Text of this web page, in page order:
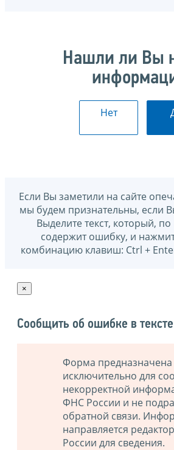
Нашли ли Вы
Нет
Если Вы заметили на сайте
мы будем признательны, если
Выделите текст, который,
содержит ошибку, и
комбинацию клавиш: Ctrl +
×
Сообщить об ошибке в тексте
Форма предназначена
исключительно для
некорректной
ФНС России и не
обратной связи.
направляется
России для сведения.